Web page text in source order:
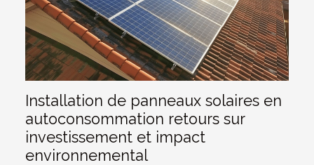
Installation de panneaux solaires en
autoconsommation retours sur
investissement et impact
environnemental